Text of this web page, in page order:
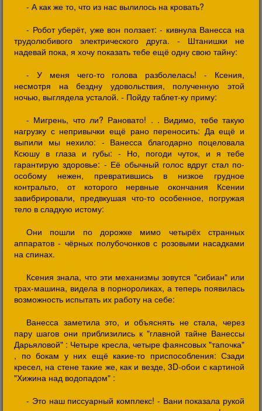
- А как же то, что из нас вылилось на кровать?
- Робот уберёт, уже вон ползает: - кивнула Ванесса на
трудолюбивого электрического друга. - Штанишки не
надевай пока, я хочу показать тебе ещё одну свою тайну:
- У меня чего-то голова разболелась! - Ксения,
несмотря на бездну удовольствия, полученную этой
ночью, выглядела усталой. - Пойду таблет-ку приму:
- Мигрень, что ли? Рановато! . . Видимо, тебе такую
нагрузку с непривычки ещё рано переносить: Да ещё и
выпили мы нехило: - Ванесса благодарно поцеловала
Ксюшу в глаза и губы: - Но, погоди чуток, и я тебе
гарантирую здоровье: - Её обычный голос вдруг стал по-
особому нежен, превратившись в низкое грудное
контральто, от которого нервные окончания Ксении
завибрировали, предвкушая что-то особенное, погружая
тело в сладкую истому:
Они пошли по дорожке мимо четырёх странных
аппаратов - чёрных полубочонков с розовыми насадками
на спинах.
Ксения знала, что эти механизмы зовутся "сибиан" или
трах-машина, видела в порнороликах, а теперь появилась
возможность испытать их работу на себе:
Ванесса заметила это, и объяснять не стала, через
пару шагов они приблизились к "главной тайне Ванессы
Дарьяловой" : Четыре кресла, четыре фаянсовых "тапочка"
, по бокам у них ещё какие-то приспособления: Сзади
кресел, на стене такие же, как и везде, 3D-обои с картиной
"Хижина над водопадом" :
- Это наш писсуарный комплекс! - Вани показала рукой